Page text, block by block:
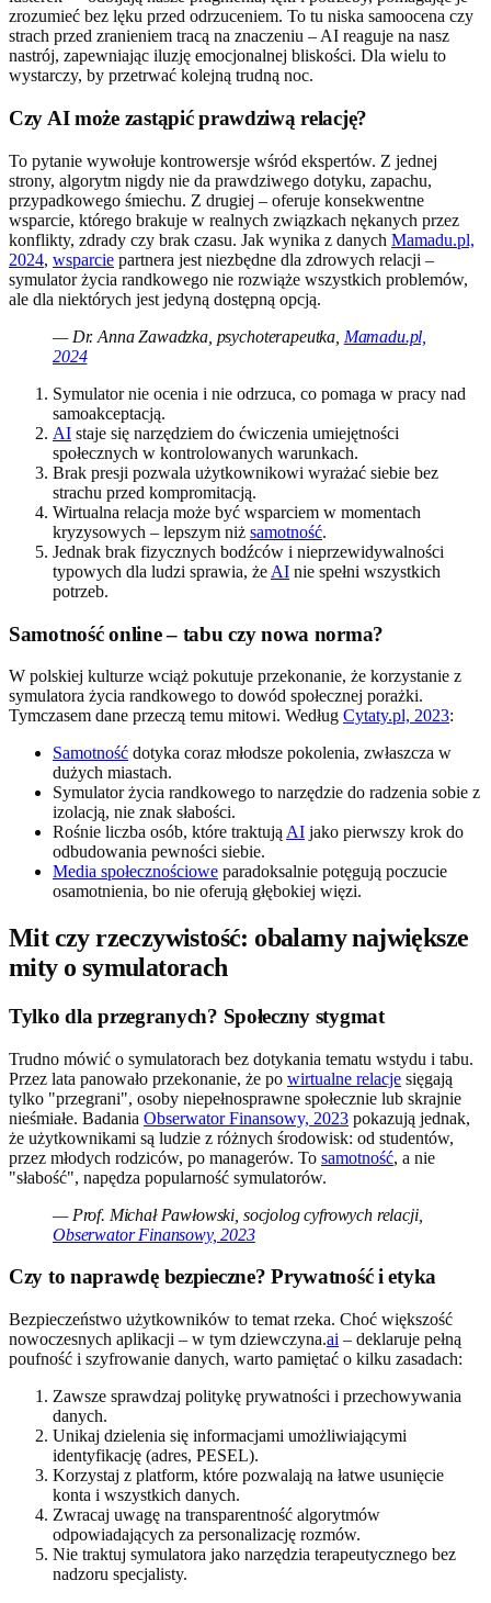
zrozumieć bez lęku przed odrzuceniem. To tu niska samoocena czy
strach przed zranieniem tracą na znaczeniu – AI reaguje na nasz
nastrój, zapewniając iluzję emocjonalnej bliskości. Dla wielu to
wystarczy, by przetrwać kolejną trudną noc.
Czy AI może zastąpić prawdziwą relację?
To pytanie wywołuje kontrowersje wśród ekspertów. Z jednej
strony, algorytm nigdy nie da prawdziwego dotyku, zapachu,
przypadkowego śmiechu. Z drugiej – oferuje konsekwentne
wsparcie, którego brakuje w realnych związkach nękanych przez
konflikty, zdrady czy brak czasu. Jak wynika z danych Mamadu.pl,
2024, wsparcie partnera jest niezbędne dla zdrowych relacji –
symulator życia randkowego nie rozwiąże wszystkich problemów,
ale dla niektórych jest jedyną dostępną opcją.
— Dr. Anna Zawadzka, psychoterapeutka, Mamadu.pl,
2024
Symulator nie ocenia i nie odrzuca, co pomaga w pracy nad
samoakceptacją.
AI staje się narzędziem do ćwiczenia umiejętności
społecznych w kontrolowanych warunkach.
Brak presji pozwala użytkownikowi wyrażać siebie bez
strachu przed kompromitacją.
Wirtualna relacja może być wsparciem w momentach
kryzysowych – lepszym niż samotność.
Jednak brak fizycznych bodźców i nieprzewidywalności
typowych dla ludzi sprawia, że AI nie spełni wszystkich
potrzeb.
Samotność online – tabu czy nowa norma?
W polskiej kulturze wciąż pokutuje przekonanie, że korzystanie z
symulatora życia randkowego to dowód społecznej porażki.
Tymczasem dane przeczą temu mitowi. Według Cytaty.pl, 2023:
Samotność dotyka coraz młodsze pokolenia, zwłaszcza w
dużych miastach.
Symulator życia randkowego to narzędzie do radzenia sobie z
izolacją, nie znak słabości.
Rośnie liczba osób, które traktują AI jako pierwszy krok do
odbudowania pewności siebie.
Media społecznościowe paradoksalnie potęgują poczucie
osamotnienia, bo nie oferują głębokiej więzi.
Mit czy rzeczywistość: obalamy największe
mity o symulatorach
Tylko dla przegranych? Społeczny stygmat
Trudno mówić o symulatorach bez dotykania tematu wstydu i tabu.
Przez lata panowało przekonanie, że po wirtualne relacje sięgają
tylko "przegrani", osoby niepełnosprawne społecznie lub skrajnie
nieśmiałe. Badania Obserwator Finansowy, 2023 pokazują jednak,
że użytkownikami są ludzie z różnych środowisk: od studentów,
przez młodych rodziców, po managerów. To samotność, a nie
"słabość", napędza popularność symulatorów.
— Prof. Michał Pawłowski, socjolog cyfrowych relacji,
Obserwator Finansowy, 2023
Czy to naprawdę bezpieczne? Prywatność i etyka
Bezpieczeństwo użytkowników to temat rzeka. Choć większość
nowoczesnych aplikacji – w tym dziewczyna.ai – deklaruje pełną
poufność i szyfrowanie danych, warto pamiętać o kilku zasadach:
Zawsze sprawdzaj politykę prywatności i przechowywania
danych.
Unikaj dzielenia się informacjami umożliwiającymi
identyfikację (adres, PESEL).
Korzystaj z platform, które pozwalają na łatwe usunięcie
konta i wszystkich danych.
Zwracaj uwagę na transparentność algorytmów
odpowiadających za personalizację rozmów.
Nie traktuj symulatora jako narzędzia terapeutycznego bez
nadzoru specjalisty.